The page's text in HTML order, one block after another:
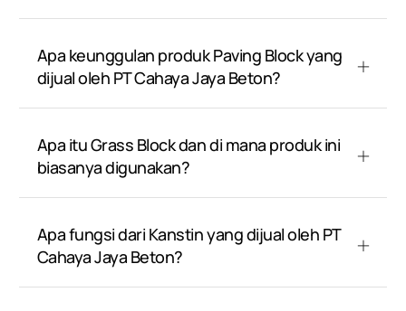
Apa keunggulan produk Paving Block yang
dijual oleh PT Cahaya Jaya Beton?
Apa itu Grass Block dan di mana produk ini
biasanya digunakan?
Apa fungsi dari Kanstin yang dijual oleh PT
Cahaya Jaya Beton?